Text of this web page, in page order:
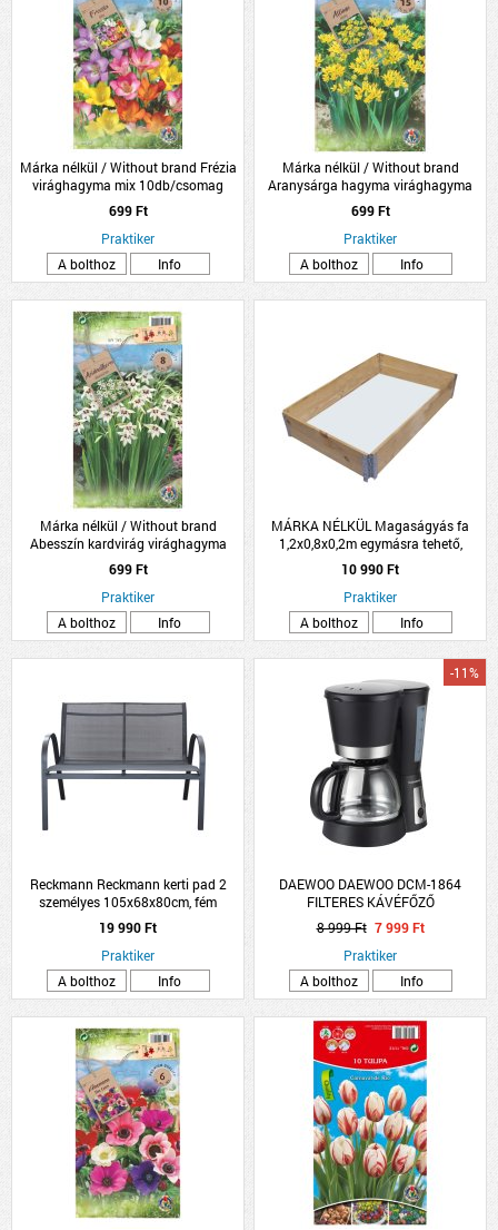
Márka nélkül / Without brand Frézia
virághagyma mix 10db/csomag
699 Ft
Praktiker
A bolthoz
Info
Márka nélkül / Without brand
Aranysárga hagyma virághagyma
'Molly' 15db/csomag
699 Ft
Praktiker
A bolthoz
Info
Márka nélkül / Without brand
Abesszín kardvirág virághagyma
8db/csomag fehér
699 Ft
Praktiker
A bolthoz
Info
MÁRKA NÉLKÜL Magaságyás fa
1,2x0,8x0,2m egymásra tehető,
összecsukható
10 990 Ft
Praktiker
A bolthoz
Info
Reckmann Reckmann kerti pad 2
személyes 105x68x80cm, fém
19 990 Ft
Praktiker
A bolthoz
Info
DAEWOO DAEWOO DCM-1864
FILTERES KÁVÉFŐZŐ
-11%
8 999 Ft 7 999 Ft
Praktiker
A bolthoz
Info